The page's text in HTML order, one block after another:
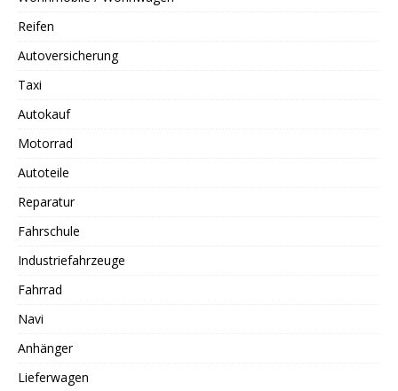
Reifen
Autoversicherung
Taxi
Autokauf
Motorrad
Autoteile
Reparatur
Fahrschule
Industriefahrzeuge
Fahrrad
Navi
Anhänger
Lieferwagen